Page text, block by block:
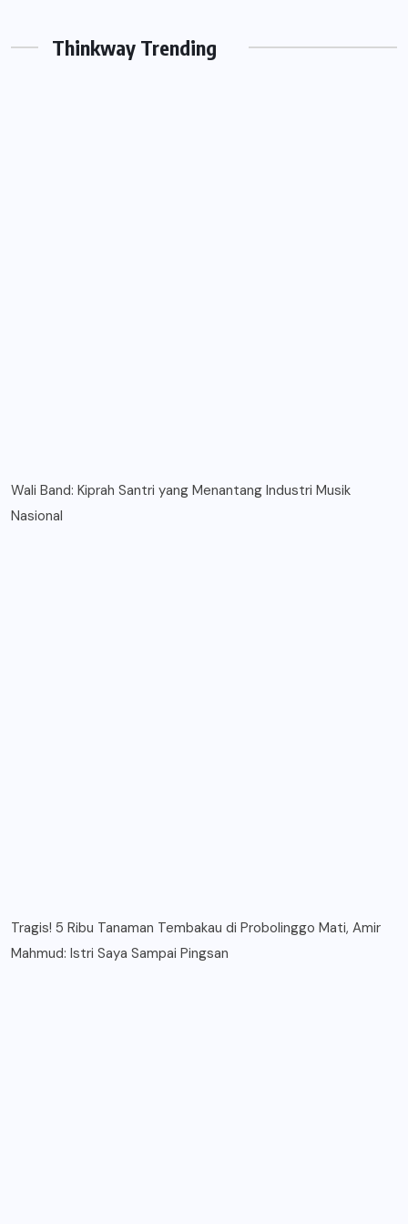
Thinkway Trending
Wali Band: Kiprah Santri yang Menantang Industri Musik
Nasional
Tragis! 5 Ribu Tanaman Tembakau di Probolinggo Mati, Amir
Mahmud: Istri Saya Sampai Pingsan